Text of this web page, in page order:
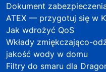
Dokument
ATEX — przygotuj się w
Jak wdrożyć QoS
Wkłady zmiękczająco-
jakość wody w domu
Filtry do smaru dla